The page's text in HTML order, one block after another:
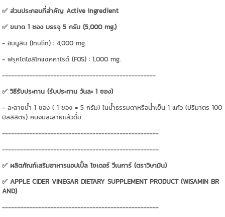
✅ ส่วนประกอบที่สำคัญ Active Ingredient
✅ ขนาด 1 ซอง บรรจุ 5 กรัม (5,000 mg.)
- อินนูลิน (Inulin) : 4,000 mg.
- ฟรุคโตโอลิโกแซคคาไรด์ (FOS) : 1,000 mg.
---------------------------------------------------
✅ วิธีรับประทาน (รับประทาน วันละ 1 ซอง)
- ละลายน้ำ 1 ซอง ( 1 ซอง = 5 กรัม) ในน้ำธรรมดาหรือน้ำเย็น 1 แก้ว (ปริมาตร 100
มิลลิลิตร) คนจนละลายแล้วดื่ม
----------------------------------------------------
----------------------------------------------------
✅ ผลิตภัณฑ์เสริมอาหารแอปเปิ้ล ไซเดอร์ วีเนการ์ (ตราวิษามิน)
✅ APPLE CIDER VINEGAR DIETARY SUPPLEMENT PRODUCT (WISAMIN BR
AND)
----------------------------------------------------